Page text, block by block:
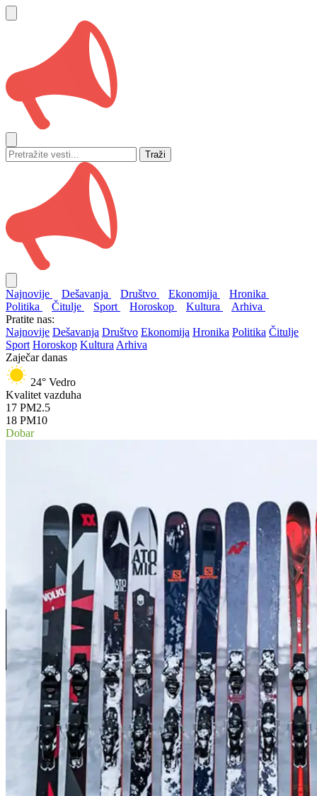
Traži
Najnovije Dešavanja Društvo Ekonomija
Hronika
Politika
Čitulje Sport Horoskop Kultura
Arhiva
Pratite nas:
Najnovije Dešavanja Društvo Ekonomija Hronika Politika Čitulje
Sport Horoskop Kultura Arhiva
Zaječar danas
24° Vedro
Kvalitet vazduha
17 PM2.5
18 PM10
Dobar